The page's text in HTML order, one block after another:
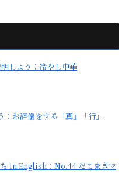
しよう：冷やし中華
お辞儀をする「真」「行」
in English：No.44 だてまきマ